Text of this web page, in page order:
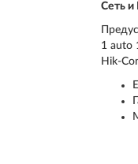
Сеть и
1 auto
Hik-